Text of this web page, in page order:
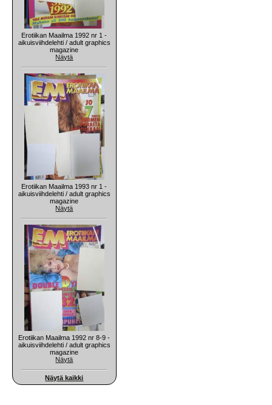
Erotiikan Maailma 1992 nr 1 -
aikuisviihdelehti / adult graphics
magazine
Näytä
Erotiikan Maailma 1993 nr 1 -
aikuisviihdelehti / adult graphics
magazine
Näytä
Erotiikan Maailma 1992 nr 8-9 -
aikuisviihdelehti / adult graphics
magazine
Näytä
Näytä kaikki